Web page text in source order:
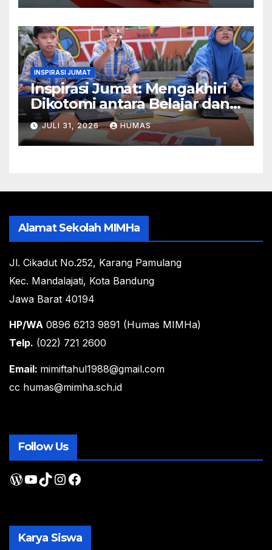
INSPIRASI JUMAT
Inspirasi Jumat: Mengakhiri
Dikotomi antara Belajar dan
Bermain
JULI 31, 2026 HUMAS
Alamat Sekolah MIMHa
Jl. Cikadut No.252, Karang Pamulang
Kec. Mandalajati, Kota Bandung
Jawa Barat 40194
HP/WA 0896 6213 9891 (Humas MIMHa)
Telp. (022) 721 2600
Email: mimiftahul1988@gmail.com
cc humas@mimha.sch.id
Follow Us
WordPress
YouTube
TikTok
Instagram
Facebook
Karya Siswa